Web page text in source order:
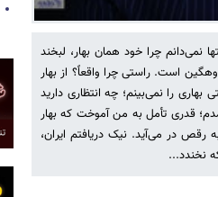
چرا خود همان بهار، لبخند
است. راستی چرا واقعاً؟ از بهار
را نمی‌بینم؛ چه انتظاری دارید
قدری تأمل به من آموخت که بهار
در می‌آید. نیک دریافتم ایران،
نخندد...